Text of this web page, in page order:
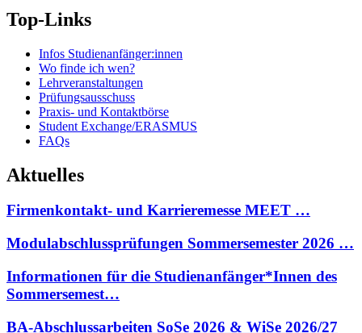
Top-Links
Infos Studienanfänger:innen
Wo finde ich wen?
Lehrveranstaltungen
Prüfungsausschuss
Praxis- und Kontaktbörse
Student Exchange/ERASMUS
FAQs
Aktuelles
Firmenkontakt- und Karrieremesse MEET …
Modulabschlussprüfungen Sommersemester 2026 …
Informationen für die Studienanfänger*Innen des
Sommersemest…
BA-Abschlussarbeiten SoSe 2026 & WiSe 2026/27